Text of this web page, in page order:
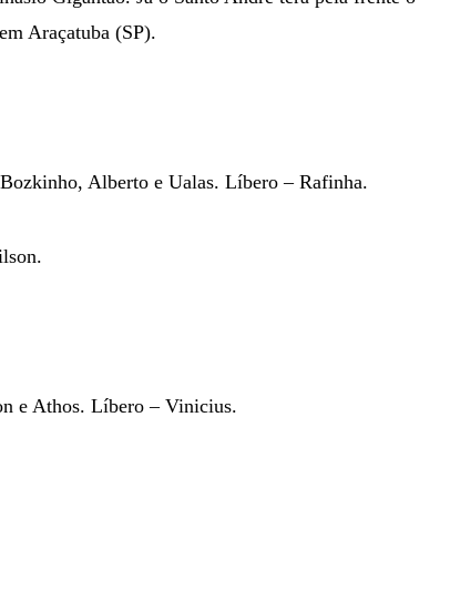
Araçatuba (SP).
Alberto e Ualas. Líbero – Rafinha.
e Athos. Líbero – Vinicius.